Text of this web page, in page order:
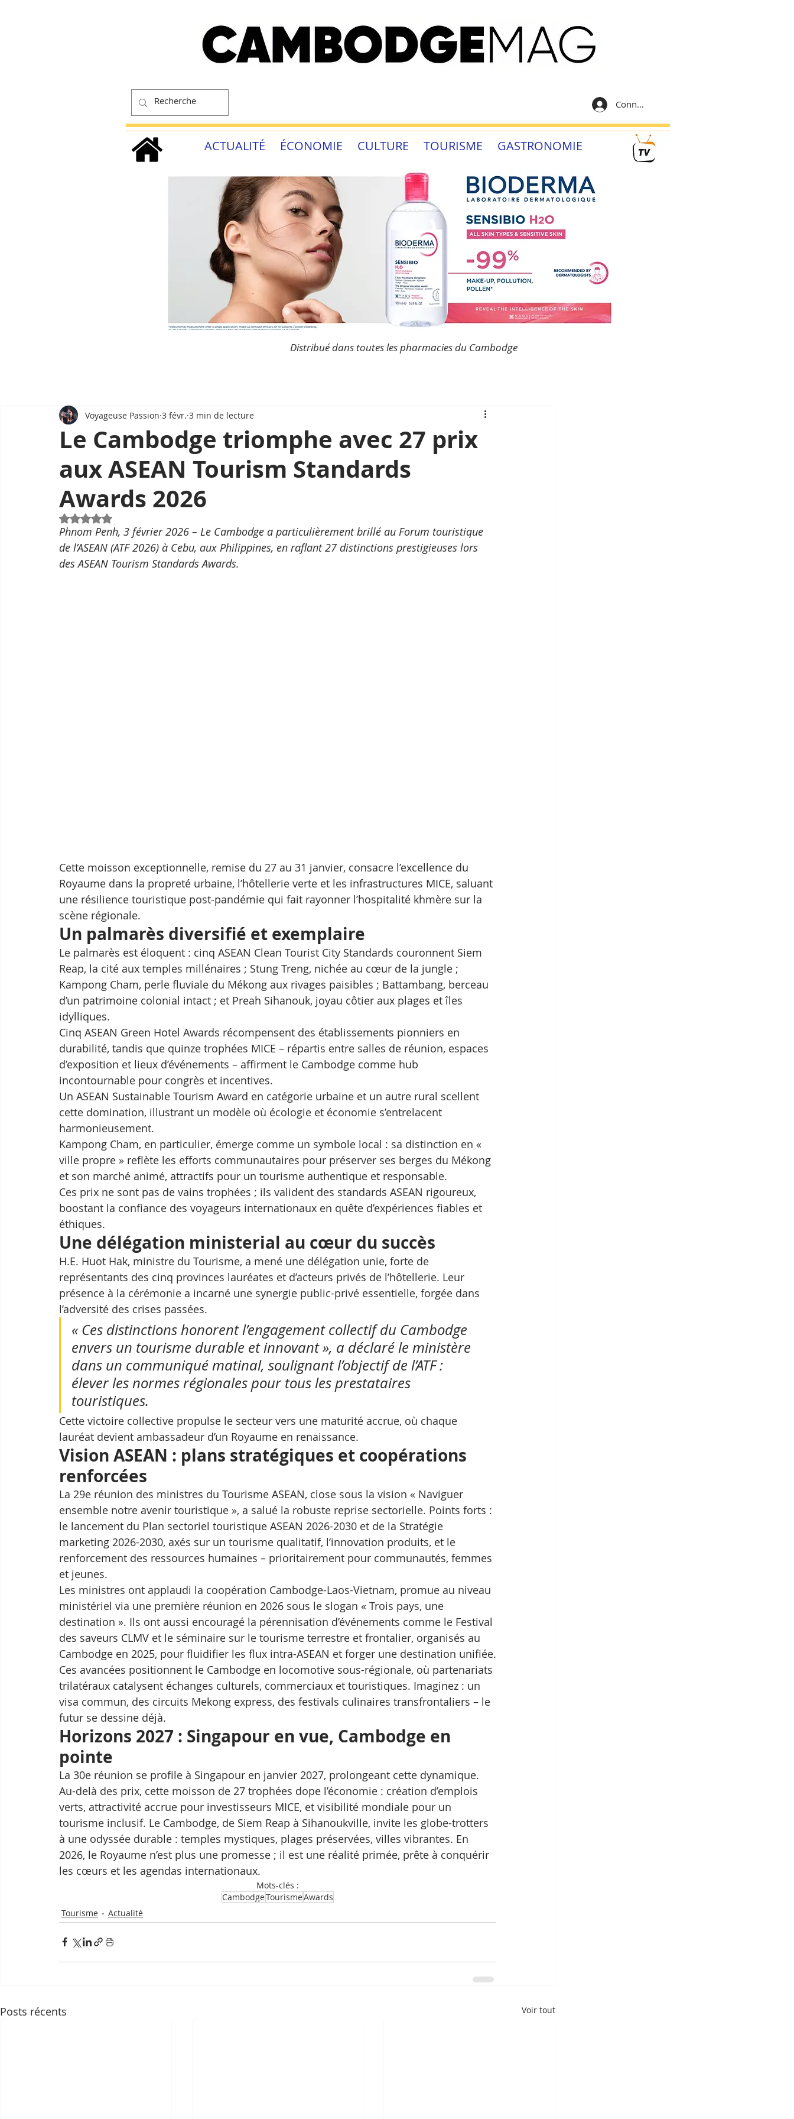
Connexion
ACTUALITÉ ÉCONOMIE CULTURE TOURISME GASTRONOMIE
Distribué dans toutes les pharmacies du Cambodge
Le Cambodge triomphe avec 27 prix
aux ASEAN Tourism Standards
Awards 2026
Voyageuse Passion 3 févr. 3 min de lecture
Noté NaN étoiles sur 5.
Phnom Penh, 3 février 2026 – Le Cambodge a particulièrement brillé au Forum touristique
de l’ASEAN (ATF 2026) à Cebu, aux Philippines, en raflant 27 distinctions prestigieuses lors
des ASEAN Tourism Standards Awards.
Cette moisson exceptionnelle, remise du 27 au 31 janvier, consacre l’excellence du
Royaume dans la propreté urbaine, l’hôtellerie verte et les infrastructures MICE, saluant
une résilience touristique post-pandémie qui fait rayonner l’hospitalité khmère sur la
scène régionale.​
Un palmarès diversifié et exemplaire
Le palmarès est éloquent : cinq ASEAN Clean Tourist City Standards couronnent Siem
Reap, la cité aux temples millénaires ; Stung Treng, nichée au cœur de la jungle ;
Kampong Cham, perle fluviale du Mékong aux rivages paisibles ; Battambang, berceau
d’un patrimoine colonial intact ; et Preah Sihanouk, joyau côtier aux plages et îles
idylliques.
Cinq ASEAN Green Hotel Awards récompensent des établissements pionniers en
durabilité, tandis que quinze trophées MICE – répartis entre salles de réunion, espaces
d’exposition et lieux d’événements – affirment le Cambodge comme hub
incontournable pour congrès et incentives.
Un ASEAN Sustainable Tourism Award en catégorie urbaine et un autre rural scellent
cette domination, illustrant un modèle où écologie et économie s’entrelacent
harmonieusement.
Kampong Cham, en particulier, émerge comme un symbole local : sa distinction en «
ville propre » reflète les efforts communautaires pour préserver ses berges du Mékong
et son marché animé, attractifs pour un tourisme authentique et responsable.
Ces prix ne sont pas de vains trophées ; ils valident des standards ASEAN rigoureux,
boostant la confiance des voyageurs internationaux en quête d’expériences fiables et
éthiques.
Une délégation ministerial au cœur du succès
H.E. Huot Hak, ministre du Tourisme, a mené une délégation unie, forte de
représentants des cinq provinces lauréates et d’acteurs privés de l’hôtellerie. Leur
présence à la cérémonie a incarné une synergie public-privé essentielle, forgée dans
l’adversité des crises passées.
« Ces distinctions honorent l’engagement collectif du Cambodge
envers un tourisme durable et innovant », a déclaré le ministère
dans un communiqué matinal, soulignant l’objectif de l’ATF :
élever les normes régionales pour tous les prestataires
touristiques.
Cette victoire collective propulse le secteur vers une maturité accrue, où chaque
lauréat devient ambassadeur d’un Royaume en renaissance.
Vision ASEAN : plans stratégiques et coopérations
renforcées
La 29e réunion des ministres du Tourisme ASEAN, close sous la vision « Naviguer
ensemble notre avenir touristique », a salué la robuste reprise sectorielle. Points forts :
le lancement du Plan sectoriel touristique ASEAN 2026-2030 et de la Stratégie
marketing 2026-2030, axés sur un tourisme qualitatif, l’innovation produits, et le
renforcement des ressources humaines – prioritairement pour communautés, femmes
et jeunes.
Les ministres ont applaudi la coopération Cambodge-Laos-Vietnam, promue au niveau
ministériel via une première réunion en 2026 sous le slogan « Trois pays, une
destination ». Ils ont aussi encouragé la pérennisation d’événements comme le Festival
des saveurs CLMV et le séminaire sur le tourisme terrestre et frontalier, organisés au
Cambodge en 2025, pour fluidifier les flux intra-ASEAN et forger une destination unifiée.
Ces avancées positionnent le Cambodge en locomotive sous-régionale, où partenariats
trilatéraux catalysent échanges culturels, commerciaux et touristiques. Imaginez : un
visa commun, des circuits Mekong express, des festivals culinaires transfrontaliers – le
futur se dessine déjà.
Horizons 2027 : Singapour en vue, Cambodge en
pointe
La 30e réunion se profile à Singapour en janvier 2027, prolongeant cette dynamique.
Au-delà des prix, cette moisson de 27 trophées dope l’économie : création d’emplois
verts, attractivité accrue pour investisseurs MICE, et visibilité mondiale pour un
tourisme inclusif. Le Cambodge, de Siem Reap à Sihanoukville, invite les globe-trotters
à une odyssée durable : temples mystiques, plages préservées, villes vibrantes. En
2026, le Royaume n’est plus une promesse ; il est une réalité primée, prête à conquérir
les cœurs et les agendas internationaux.
Mots-clés :
CambodgeTourismeAwards
Tourisme
Actualité
Posts récents Voir tout